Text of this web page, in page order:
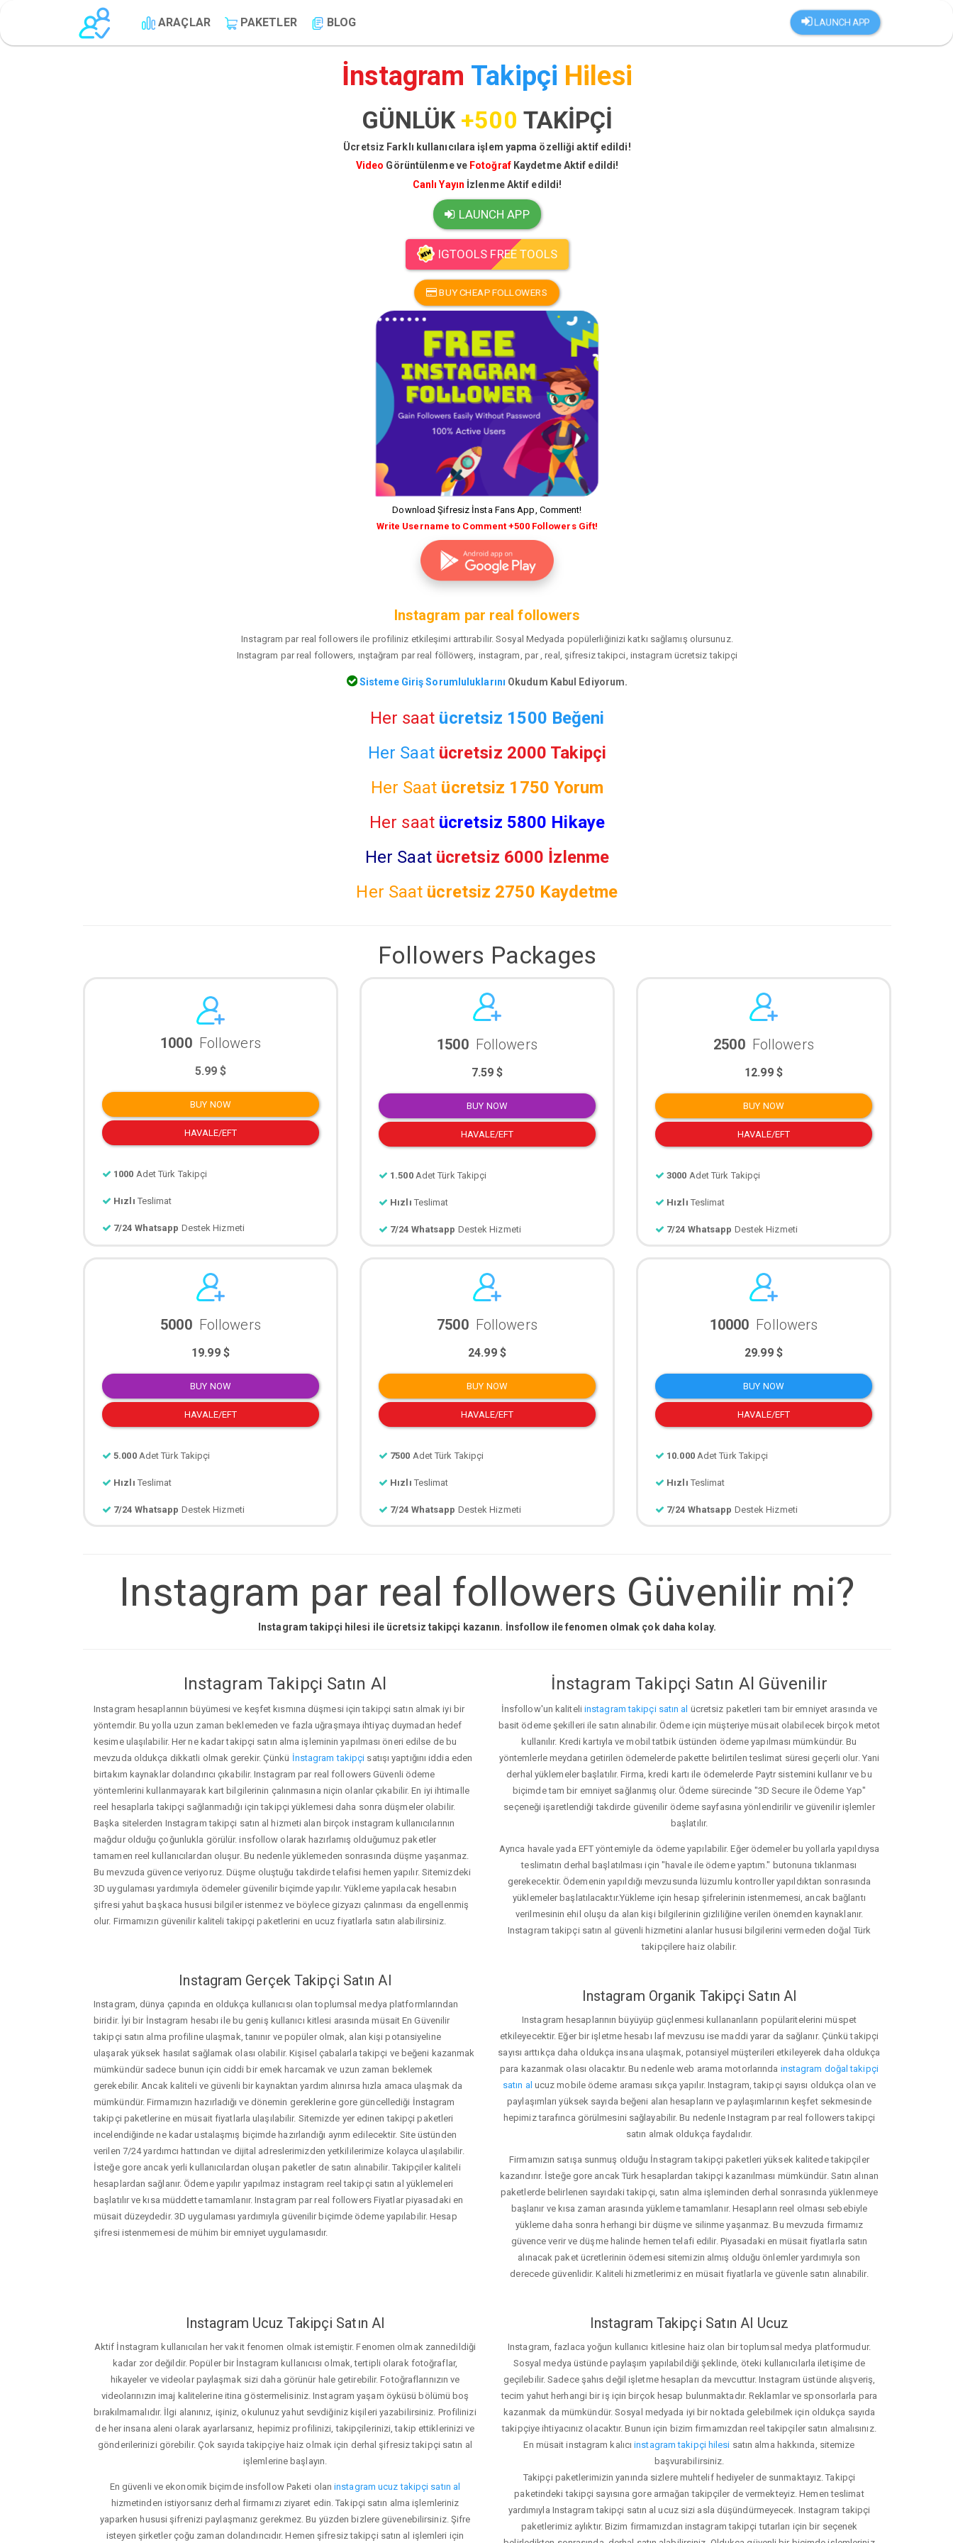
LAUNCH APP
ARAÇLAR PAKETLER BLOG
İnstagram Takipçi Hilesi
GÜNLÜK +500 TAKİPÇİ
Ücretsiz Farklı kullanıcılara işlem yapma özelliği aktif edildi!
Video Görüntülenme ve Fotoğraf Kaydetme Aktif edildi!
Canlı Yayın İzlenme Aktif edildi!
LAUNCH APP
IGTOOLS FREE TOOLS
BUY CHEAP FOLLOWERS
Download Şifresiz İnsta Fans App, Comment!
Write Username to Comment +500 Followers Gift!
Instagram par real followers
Instagram par real followers ile profiliniz etkileşimi arttırabilir. Sosyal Medyada popülerliğinizi katkı sağlamış olursunuz.
Instagram par real followers, ınştağram par real föllöwerş, instagram, par , real, şifresiz takipci, instagram ücretsiz takipçi
Sisteme Giriş Sorumluluklarını Okudum Kabul Ediyorum.
Her saat ücretsiz 1500 Beğeni
Her Saat ücretsiz 2000 Takipçi
Her Saat ücretsiz 1750 Yorum
Her saat ücretsiz 5800 Hikaye
Her Saat ücretsiz 6000 İzlenme
Her Saat ücretsiz 2750 Kaydetme
Followers Packages
1000 Followers
5.99 $
BUY NOW
HAVALE/EFT
1000 Adet Türk Takipçi
Hızlı Teslimat
7/24 Whatsapp Destek Hizmeti
1500 Followers
7.59 $
BUY NOW
HAVALE/EFT
1.500 Adet Türk Takipçi
Hızlı Teslimat
7/24 Whatsapp Destek Hizmeti
2500 Followers
12.99 $
BUY NOW
HAVALE/EFT
3000 Adet Türk Takipçi
Hızlı Teslimat
7/24 Whatsapp Destek Hizmeti
5000 Followers
19.99 $
BUY NOW
HAVALE/EFT
5.000 Adet Türk Takipçi
Hızlı Teslimat
7/24 Whatsapp Destek Hizmeti
7500 Followers
24.99 $
BUY NOW
HAVALE/EFT
7500 Adet Türk Takipçi
Hızlı Teslimat
7/24 Whatsapp Destek Hizmeti
10000 Followers
29.99 $
BUY NOW
HAVALE/EFT
10.000 Adet Türk Takipçi
Hızlı Teslimat
7/24 Whatsapp Destek Hizmeti
Instagram par real followers Güvenilir mi?
Instagram takipçi hilesi ile ücretsiz takipçi kazanın. İnsfollow ile fenomen olmak çok daha kolay.
Instagram Takipçi Satın Al
Instagram hesaplarının büyümesi ve keşfet kısmına düşmesi için takipçi satın almak iyi bir
yöntemdir. Bu yolla uzun zaman beklemeden ve fazla uğraşmaya ihtiyaç duymadan hedef
kesime ulaşılabilir. Her ne kadar takipçi satın alma işleminin yapılması öneri edilse de bu
mevzuda oldukça dikkatli olmak gerekir. Çünkü İnstagram takipçi satışı yaptığını iddia eden
birtakım kaynaklar dolandırıcı çıkabilir. Instagram par real followers Güvenli ödeme
yöntemlerini kullanmayarak kart bilgilerinin çalınmasına niçin olanlar çıkabilir. En iyi ihtimalle
reel hesaplarla takipçi sağlanmadığı için takipçi yüklemesi daha sonra düşmeler olabilir.
Başka sitelerden Instagram takipçi satın al hizmeti alan birçok instagram kullanıcılarının
mağdur olduğu çoğunlukla görülür. insfollow olarak hazırlamış olduğumuz paketler
tamamen reel kullanıcılardan oluşur. Bu nedenle yüklemeden sonrasında düşme yaşanmaz.
Bu mevzuda güvence veriyoruz. Düşme oluştuğu takdirde telafisi hemen yapılır. Sitemizdeki
3D uygulaması yardımıyla ödemeler güvenilir biçimde yapılır. Yükleme yapılacak hesabın
şifresi yahut başkaca hususi bilgiler istenmez ve böylece gizyazı çalınması da engellenmiş
olur. Firmamızın güvenilir kaliteli takipçi paketlerini en ucuz fiyatlarla satın alabilirsiniz.
İnstagram Takipçi Satın Al Güvenilir
İnsfollow'un kaliteli instagram takipçi satın al ücretsiz paketleri tam bir emniyet arasında ve
basit ödeme şekilleri ile satın alınabilir. Ödeme için müşteriye müsait olabilecek birçok metot
kullanılır. Kredi kartıyla ve mobil tatbik üstünden ödeme yapılması mümkündür. Bu
yöntemlerle meydana getirilen ödemelerde pakette belirtilen teslimat süresi geçerli olur. Yani
derhal yüklemeler başlatılır. Firma, kredi kartı ile ödemelerde Paytr sistemini kullanır ve bu
biçimde tam bir emniyet sağlanmış olur. Ödeme sürecinde "3D Secure ile Ödeme Yap"
seçeneği işaretlendiği takdirde güvenilir ödeme sayfasına yönlendirilir ve güvenilir işlemler
başlatılır.
Ayrıca havale yada EFT yöntemiyle da ödeme yapılabilir. Eğer ödemeler bu yollarla yapıldıysa
teslimatın derhal başlatılması için "havale ile ödeme yaptım." butonuna tıklanması
gerekecektir. Ödemenin yapıldığı mevzusunda lüzumlu kontroller yapıldıktan sonrasında
yüklemeler başlatılacaktır.Yükleme için hesap şifrelerinin istenmemesi, ancak bağlantı
verilmesinin ehil oluşu da alan kişi bilgilerinin gizliliğine verilen önemden kaynaklanır.
Instagram takipçi satın al güvenli hizmetini alanlar hususi bilgilerini vermeden doğal Türk
takipçilere haiz olabilir.
Instagram Gerçek Takipçi Satın Al
Instagram, dünya çapında en oldukça kullanıcısı olan toplumsal medya platformlarından
biridir. İyi bir İnstagram hesabı ile bu geniş kullanıcı kitlesi arasında müsait En Güvenilir
takipçi satın alma profiline ulaşmak, tanınır ve popüler olmak, alan kişi potansiyeline
ulaşarak yüksek hasılat sağlamak olası olabilir. Kişisel çabalarla takipçi ve beğeni kazanmak
mümkündür sadece bunun için ciddi bir emek harcamak ve uzun zaman beklemek
gerekebilir. Ancak kaliteli ve güvenli bir kaynaktan yardım alınırsa hızla amaca ulaşmak da
mümkündür. Firmamızın hazırladığı ve dönemin gereklerine gore güncellediği İnstagram
takipçi paketlerine en müsait fiyatlarla ulaşılabilir. Sitemizde yer edinen takipçi paketleri
incelendiğinde ne kadar ustalaşmış biçimde hazırlandığı ayrım edilecektir. Site üstünden
verilen 7/24 yardımcı hattından ve dijital adreslerimizden yetkililerimize kolayca ulaşılabilir.
İsteğe gore ancak yerli kullanıcılardan oluşan paketler de satın alınabilir. Takipçiler kaliteli
hesaplardan sağlanır. Ödeme yapılır yapılmaz instagram reel takipçi satın al yüklemeleri
başlatılır ve kısa müddette tamamlanır. Instagram par real followers Fiyatlar piyasadaki en
müsait düzeydedir. 3D uygulaması yardımıyla güvenilir biçimde ödeme yapılabilir. Hesap
şifresi istenmemesi de mühim bir emniyet uygulamasıdır.
Instagram Organik Takipçi Satın Al
Instagram hesaplarının büyüyüp güçlenmesi kullananların popülaritelerini müspet
etkileyecektir. Eğer bir işletme hesabı laf mevzusu ise maddi yarar da sağlanır. Çünkü takipçi
sayısı arttıkça daha oldukça insana ulaşmak, potansiyel müşterileri etkileyerek daha oldukça
para kazanmak olası olacaktır. Bu nedenle web arama motorlarında instagram doğal takipçi
satın al ucuz mobile ödeme araması sıkça yapılır. Instagram, takipçi sayısı oldukça olan ve
paylaşımları yüksek sayıda beğeni alan hesapların ve paylaşımlarının keşfet sekmesinde
hepimiz tarafınca görülmesini sağlayabilir. Bu nedenle Instagram par real followers takipçi
satın almak oldukça faydalıdır.
Firmamızın satışa sunmuş olduğu İnstagram takipçi paketleri yüksek kalitede takipçiler
kazandırır. İsteğe gore ancak Türk hesaplardan takipçi kazanılması mümkündür. Satın alınan
paketlerde belirlenen sayıdaki takipçi, satın alma işleminden derhal sonrasında yüklenmeye
başlanır ve kısa zaman arasında yükleme tamamlanır. Hesapların reel olması sebebiyle
yükleme daha sonra herhangi bir düşme ve silinme yaşanmaz. Bu mevzuda firmamız
güvence verir ve düşme halinde hemen telafi edilir. Piyasadaki en müsait fiyatlarla satın
alınacak paket ücretlerinin ödemesi sitemizin almış olduğu önlemler yardımıyla son
derecede güvenlidir. Kaliteli hizmetlerimiz en müsait fiyatlarla ve güvenle satın alınabilir.
Instagram Ucuz Takipçi Satın Al
Aktif İnstagram kullanıcıları her vakit fenomen olmak istemiştir. Fenomen olmak zannedildiği
kadar zor değildir. Popüler bir İnstagram kullanıcısı olmak, tertipli olarak fotoğraflar,
hikayeler ve videolar paylaşmak sizi daha görünür hale getirebilir. Fotoğraflarınızın ve
videolarınızın imaj kalitelerine itina göstermelisiniz. Instagram yaşam öyküsü bölümü boş
bırakılmamalıdır. İlgi alanınız, işiniz, okulunuz yahut sevdiğiniz kişileri yazabilirsiniz. Profilinizi
de her insana aleni olarak ayarlarsanız, hepimiz profilinizi, takipçilerinizi, takip ettiklerinizi ve
gönderilerinizi görebilir. Çok sayıda takipçiye haiz olmak için derhal şifresiz takipçi satın al
işlemlerine başlayın.
En güvenli ve ekonomik biçimde insfollow Paketi olaninstagram ucuz takipçi satın al
hizmetinden istiyorsanız derhal firmamızı ziyaret edin. Takipçi satın alma işlemleriniz
yaparken hususi şifrenizi paylaşmanız gerekmez. Bu yüzden bizlere güvenebilirsiniz. Şifre
isteyen şirketler çoğu zaman dolandırıcıdır. Hemen şifresiz takipçi satın al işlemleri için
Instagram Takipçi Satın Al Ucuz
Instagram, fazlaca yoğun kullanıcı kitlesine haiz olan bir toplumsal medya platformudur.
Sosyal medya üstünde paylaşım yapılabildiği şeklinde, öteki kullanıcılarla iletişime de
geçilebilir. Sadece şahıs değil işletme hesapları da mevcuttur. Instagram üstünde alışveriş,
tecim yahut herhangi bir iş için birçok hesap bulunmaktadır. Reklamlar ve sponsorlarla para
kazanmak da mümkündür. Sosyal medyada iyi bir noktada gelebilmek için oldukça sayıda
takipçiye ihtiyacınız olacaktır. Bunun için bizim firmamızdan reel takipçiler satın almalısınız.
En müsait instagram kalıcıinstagram takipçi hilesi satın alma hakkında, sitemize
başvurabilirsiniz.
Takipçi paketlerimizin yanında sizlere muhtelif hediyeler de sunmaktayız. Takipçi
paketindeki takipçi sayısına gore armağan takipçiler de vermekteyiz. Hemen teslimat
yardımıyla Instagram takipçi satın al ucuz sizi asla düşündürmeyecek. Instagram takipçi
paketlerimiz aylıktır. Bizim firmamızdan instagram takipçi tutarları için bir seçenek